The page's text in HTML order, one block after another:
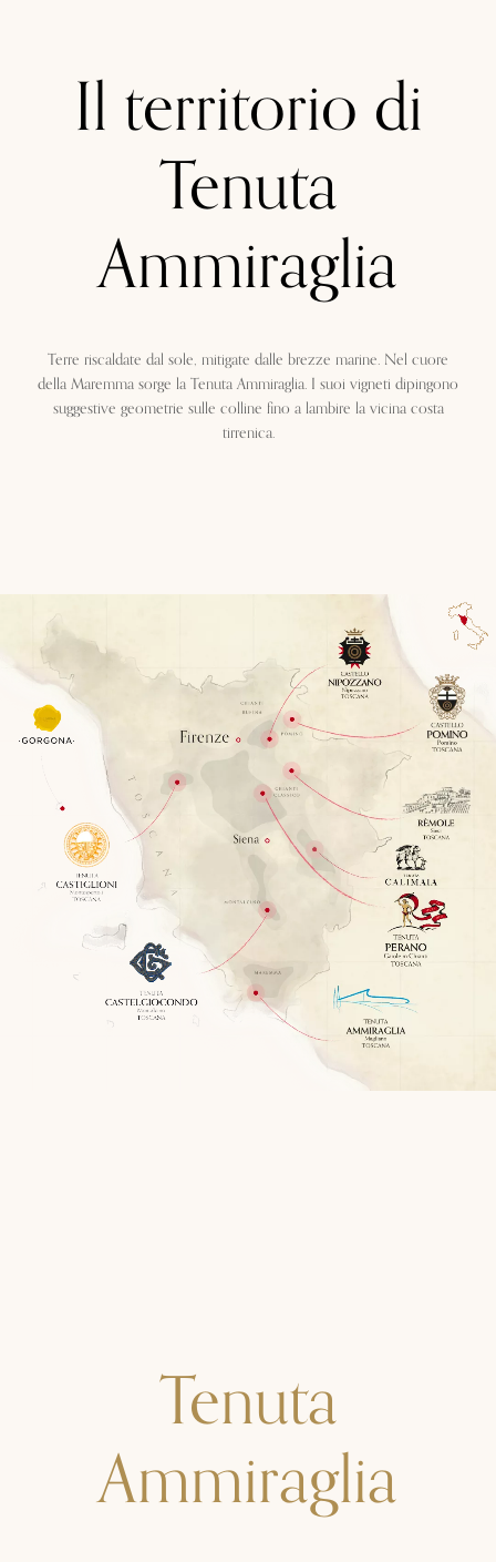
Il territorio di
Tenuta
Ammiraglia
Terre riscaldate dal sole, mitigate dalle brezze marine. Nel cuore
della Maremma sorge la Tenuta Ammiraglia. I suoi vigneti dipingono
suggestive geometrie sulle colline fino a lambire la vicina costa
tirrenica.
Tenuta
Ammiraglia